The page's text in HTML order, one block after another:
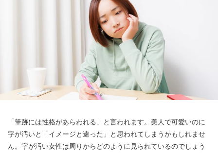
「筆跡には性格があらわれる」と言われます。美人で可愛いのに
字が汚いと「イメージと違った」と思われてしまうかもしれませ
ん。字が汚い女性は周りからどのように見られているのでしょう